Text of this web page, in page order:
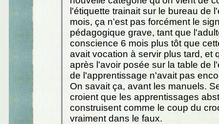
l'étiquette trainait sur le bureau de
mois, ça n'est pas forcément le
pédagogique grave, tant que
conscience 6 mois plus tôt que
avait vocation à servir plus tard, et
après l'avoir posée sur la table de
de l'apprentissage n'avait pas
On savait ça, avant les manuels.
croient que les apprentissages
construisent comme le coup du
vraiment dans le faux.